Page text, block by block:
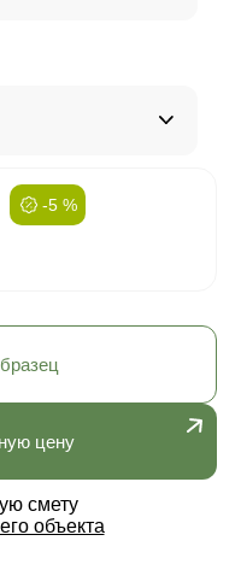
-5 %
цену
смету
объекта